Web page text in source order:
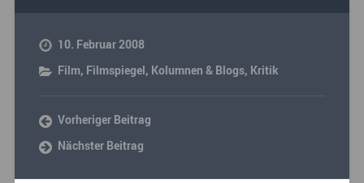
10. Februar 2008
Film, Filmspiegel, Kolumnen & Blogs, Kritik
Vorheriger Beitrag
Nächster Beitrag